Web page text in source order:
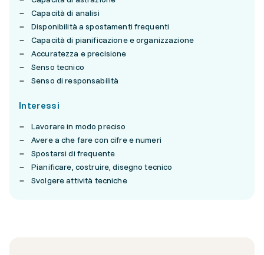
Capacità di analisi
Disponibilità a spostamenti frequenti
Capacità di pianificazione e organizzazione
Accuratezza e precisione
Senso tecnico
Senso di responsabilità
Interessi
Lavorare in modo preciso
Avere a che fare con cifre e numeri
Spostarsi di frequente
Pianificare, costruire, disegno tecnico
Svolgere attività tecniche